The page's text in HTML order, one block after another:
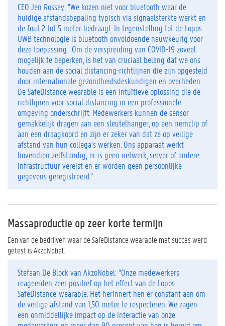
CEO Jen Rossey: "We kozen niet voor bluetooth waar de
huidige afstandsbepaling typisch via signaalsterkte werkt en
de fout 2 tot 5 meter bedraagt. In tegenstelling tot de Lopos
UWB technologie is bluetooth onvoldoende nauwkeurig voor
deze toepassing. Om de verspreiding van COVID-19 zoveel
mogelijk te beperken, is het van cruciaal belang dat we ons
houden aan de social distancing-richtlijnen die zijn opgesteld
door internationale gezondheidsdeskundigen en overheden.
De SafeDistance wearable is een intuïtieve oplossing die de
richtlijnen voor social distancing in een professionele
omgeving onderschrijft. Medewerkers kunnen de sensor
gemakkelijk dragen aan een sleutelhanger, op een riemclip of
aan een draagkoord en zijn er zeker van dat ze op veilige
afstand van hun collega's werken. Ons apparaat werkt
bovendien zelfstandig; er is geen netwerk, server of andere
infrastructuur vereist en er worden geen persoonlijke
gegevens geregistreerd.”
Massaproductie op zeer korte termijn
Een van de bedrijven waar de SafeDistance wearable met succes werd
getest is AkzoNobel.
Stefaan De Block van AkzoNobel: “Onze medewerkers
reageerden zeer positief op het effect van de Lopos
SafeDistance-wearable. Het herinnert hen er constant aan om
de veilige afstand van 1,50 meter te respecteren. We zagen
een onmiddellijke impact op de interactie van onze